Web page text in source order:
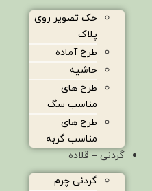
حک تصویر روی
پلاک
طرح آماده
حاشیه
طرح های
مناسب سگ
طرح های
مناسب گربه
گردنی – قلاده
گردنی چرم